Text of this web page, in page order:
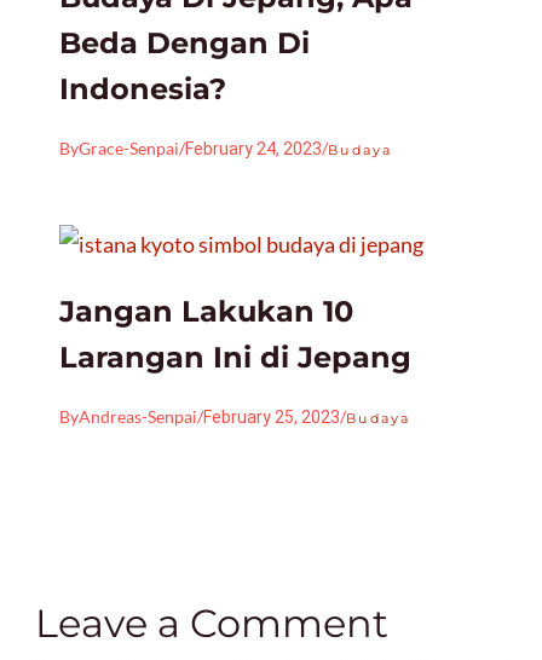
Beda Dengan Di
Indonesia?
ByGrace-Senpai/February 24, 2023/Budaya
Jangan Lakukan 10
Larangan Ini di Jepang
ByAndreas-Senpai/February 25, 2023/Budaya
Leave a Comment